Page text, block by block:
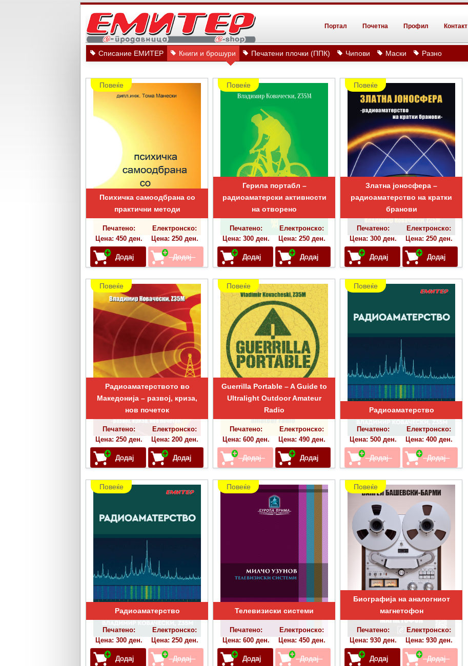
Портал Почетна Профил Контакт
Списание ЕМИТЕР Книги и брошури Печатени плочки (ППК) Чипови Маски Разно
Повеќе
Психичка самоодбрана со
практични методи
Печатено:
Цена: 450 ден.
Електронско:
Цена: 250 ден.
Повеќе
Герила портабл –
радиоаматерски активности
на отворено
Печатено:
Цена: 300 ден.
Електронско:
Цена: 250 ден.
Повеќе
Златна јоносфера –
радиоаматерство на кратки
бранови
Печатено:
Цена: 300 ден.
Електронско:
Цена: 250 ден.
Повеќе
Радиоаматерството во
Македонија – развој, криза,
нов почеток
Печатено:
Цена: 250 ден.
Електронско:
Цена: 200 ден.
Повеќе
Guerrilla Portable – A Guide to
Ultralight Outdoor Amateur
Radio
Печатено:
Цена: 600 ден.
Електронско:
Цена: 490 ден.
Повеќе
Радиоаматерство
Печатено:
Цена: 500 ден.
Електронско:
Цена: 400 ден.
Повеќе
Радиоаматерство
Печатено:
Цена: 300 ден.
Електронско:
Цена: 250 ден.
Повеќе
Телевизиски системи
Печатено:
Цена: 600 ден.
Електронско:
Цена: 450 ден.
Повеќе
Биографија на аналогниот
магнетофон
Печатено:
Цена: 930 ден.
Електронско:
Цена: 930 ден.